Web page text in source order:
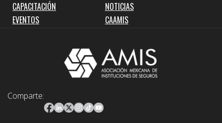
CAPACITACIÓN
NOTICIAS
EVENTOS
CAAMIS
Comparte: